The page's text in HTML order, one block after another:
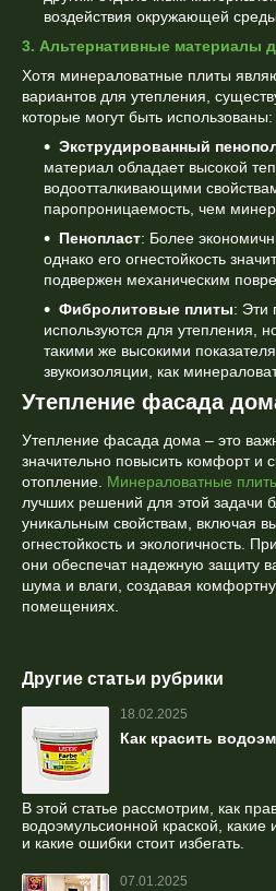
воздействия окружающей среды.
3. Альтернативные материалы
Хотя минераловатные плиты
вариантов для утепления,
которые могут быть использованы:
Экструдированный
материал обладает высокой
водоотталкивающими
паропроницаемость, чем
Пенопласт: Более
однако его огнестойкость
подвержен механическим
Фибролитовые плиты: Эти
используются для утепления,
такими же высокими
звукоизоляции, как
Утепление фасада
Утепление фасада дома – это
значительно повысить комфорт и
отопление. Минераловатные
лучших решений для этой задачи
уникальным свойствам, включая
огнестойкость и экологичность.
они обеспечат надежную защиту
шума и влаги, создавая
помещениях.
Другие статьи рубрики
18.02.2025
Как красить
В этой статье рассмотрим, как
водоэмульсионной краской, какие
и какие ошибки стоит избегать.
07.01.2025